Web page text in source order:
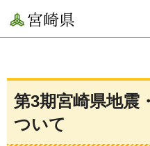
宮崎県
第3期宮崎県地震
ついて